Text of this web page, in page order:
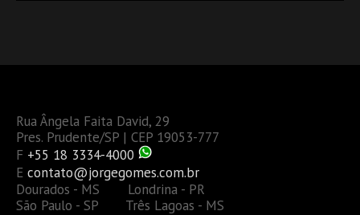
Rua Ângela Faita David, 29
Pres. Prudente/SP | CEP 19053-777
F +55 18 3334-4000
E contato@jorgegomes.com.br
Dourados - MS Londrina - PR
São Paulo - SP Três Lagoas - MS